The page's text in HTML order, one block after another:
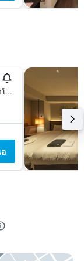
3-19-21 Nishiki, Naka, นาโกย่า, ญี่ปุ่น